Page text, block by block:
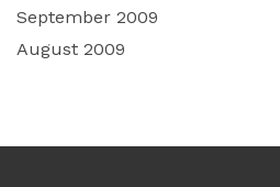
September 2009
August 2009